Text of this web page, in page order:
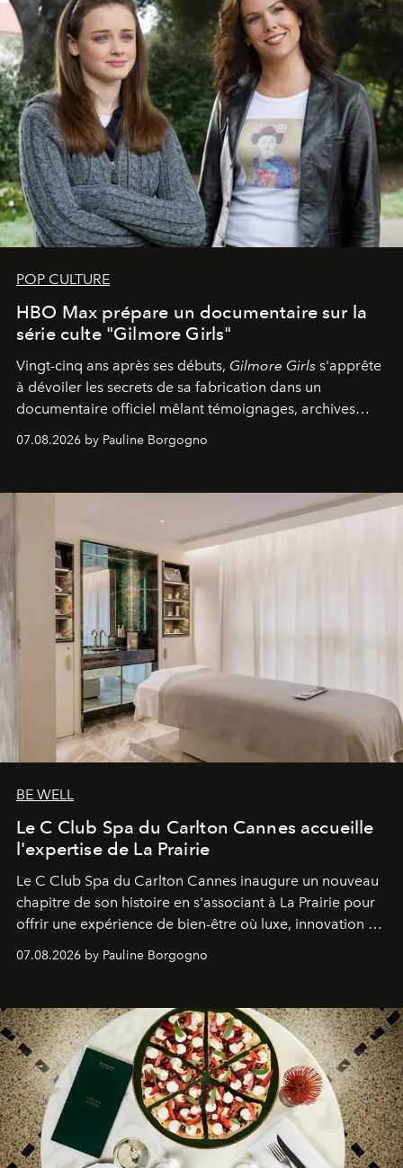
POP CULTURE
HBO Max prépare un documentaire sur la
série culte "Gilmore Girls"
Vingt-cinq ans après ses débuts, Gilmore Girls s'apprête
à dévoiler les secrets de sa fabrication dans un
documentaire officiel mêlant témoignages, archives
inédites et plongée dans les coulisses d'un phénomène
générationnel.
07.08.2026 by Pauline Borgogno
BE WELL
Le C Club Spa du Carlton Cannes accueille
l'expertise de La Prairie
Le C Club Spa du Carlton Cannes inaugure un nouveau
chapitre de son histoire en s'associant à La Prairie pour
offrir une expérience de bien-être où luxe, innovation et
expertise se rencontrent.
07.08.2026 by Pauline Borgogno